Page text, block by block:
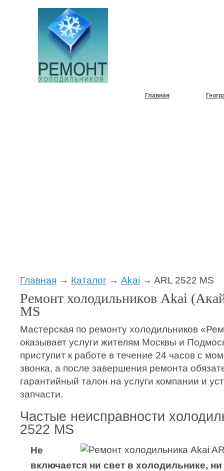
Главная
Главная → Каталог → Akai → ARL 2522 MS
Ремонт холодильников Akai
MS
Мастерская по ремонту холодильников
оказывает услуги жителям Москвы и
приступит к работе в течение 24 часов с
звонка, а после завершения ремонта
гарантийный талон на услуги компании и
запчасти.
Частые неисправности
2522 MS
Не
включается ни свет в холодильнике,